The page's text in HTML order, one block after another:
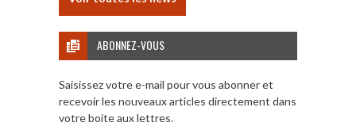
ABONNEZ-VOUS
Saisissez votre e-mail pour vous abonner et
recevoir les nouveaux articles directement dans
votre boite aux lettres.